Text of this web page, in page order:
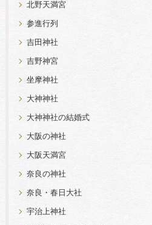
北野天満宮
参進行列
吉田神社
吉野神宮
坐摩神社
大神神社
大神神社の結婚式
大阪の神社
大阪天満宮
奈良の神社
奈良・春日大社
宇治上神社